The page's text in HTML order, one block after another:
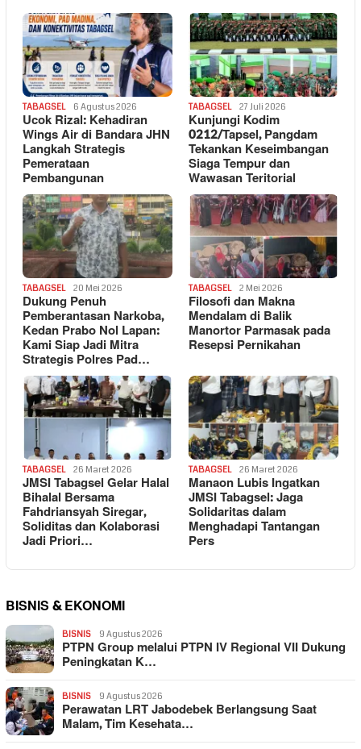
TABAGSEL 6 Agustus 2026
Ucok Rizal: Kehadiran
Wings Air di Bandara JHN
Langkah Strategis
Pemerataan
Pembangunan
TABAGSEL 27 Juli 2026
Kunjungi Kodim
0212/Tapsel, Pangdam
Tekankan Keseimbangan
Siaga Tempur dan
Wawasan Teritorial
TABAGSEL 20 Mei 2026
Dukung Penuh
Pemberantasan Narkoba,
Kedan Prabo Nol Lapan:
Kami Siap Jadi Mitra
Strategis Polres Pad…
TABAGSEL 2 Mei 2026
Filosofi dan Makna
Mendalam di Balik
Manortor Parmasak pada
Resepsi Pernikahan
TABAGSEL 26 Maret 2026
JMSI Tabagsel Gelar Halal
Bihalal Bersama
Fahdriansyah Siregar,
Soliditas dan Kolaborasi
Jadi Priori…
TABAGSEL 26 Maret 2026
Manaon Lubis Ingatkan
JMSI Tabagsel: Jaga
Solidaritas dalam
Menghadapi Tantangan
Pers
BISNIS & EKONOMI
BISNIS 9 Agustus 2026
PTPN Group melalui PTPN IV Regional VII Dukung
Peningkatan K…
BISNIS 9 Agustus 2026
Perawatan LRT Jabodebek Berlangsung Saat
Malam, Tim Kesehata…